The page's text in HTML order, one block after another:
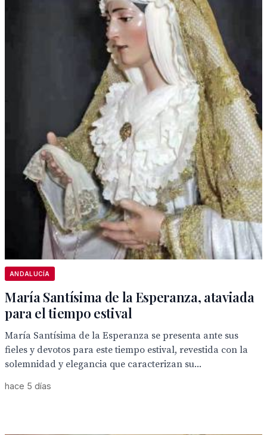
ANDALUCÍA
María Santísima de la Esperanza, ataviada
para el tiempo estival
María Santísima de la Esperanza se presenta ante sus
fieles y devotos para este tiempo estival, revestida con la
solemnidad y elegancia que caracterizan su...
hace 5 días